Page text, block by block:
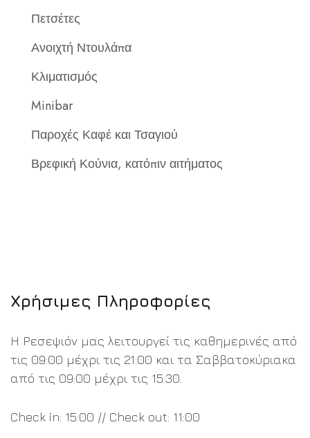
Πετσέτες
Ανοιχτή Ντουλάπα
Κλιματισμός
Minibar
Παροχές Καφέ και Τσαγιού
Βρεφική Κούνια, κατόπιν αιτήματος
Χρήσιμες Πληροφορίες
Η Ρεσεψιόν μας λειτουργεί τις καθημερινές από
τις 09:00 μέχρι τις 21:00 και τα Σαββατοκύριακα
από τις 09:00 μέχρι τις 15:30.
Check in: 15:00 // Check out: 11:00
Καλώς ορίσατε στην νέα